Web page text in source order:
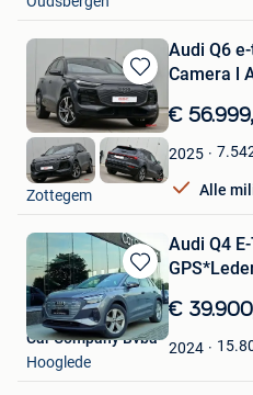
Bewaren
in
Mijn
Favorieten
Audi Q6
Camera l
€
2025
Alle
GDC Auto
Zottegem
Bewaren
in
Mijn
Favorieten
Audi Q4
€
2024
Car Company Bvba
Hooglede